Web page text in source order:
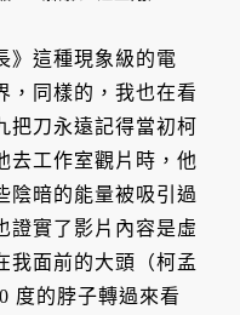
》這種現象級的電
，同樣的，我也在看
把刀永遠記得當初柯
去工作室觀片時，他
陰暗的能量被吸引過
證實了影片內容是虛
我面前的大頭（柯孟
度的脖子轉過來看